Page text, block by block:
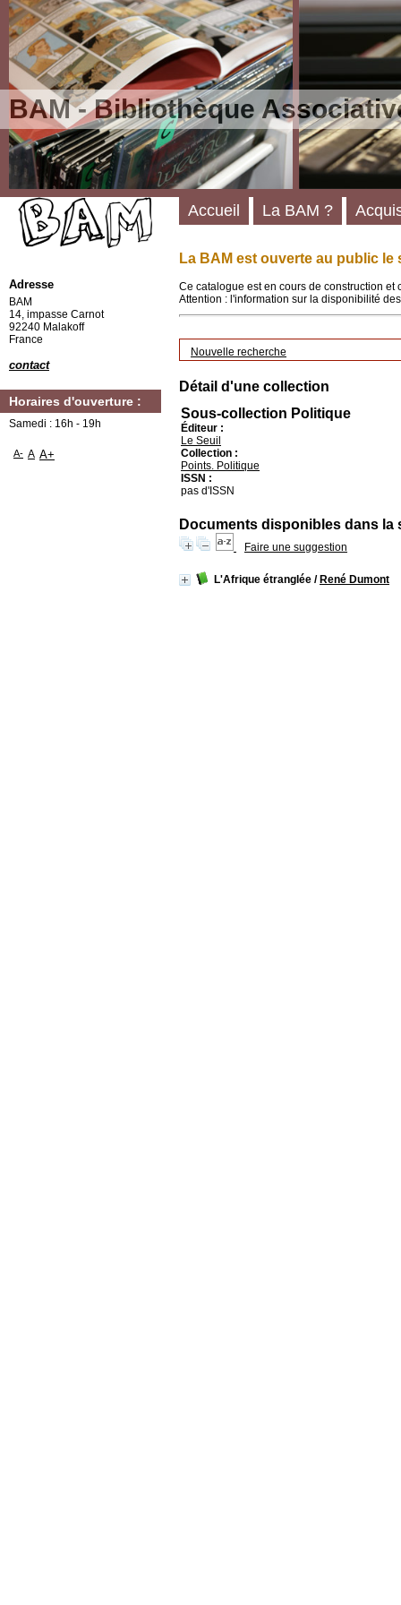
BAM - Bibliothèque
La BAM est ouverte au public le
Ce catalogue est en cours de construction
Attention : l'information sur la disponibilité
Nouvelle recherche
Détail d'une collection
Sous-collection Politique
Éditeur :
Le Seuil
Collection :
Points. Politique
ISSN :
pas d'ISSN
Documents disponibles dans la
Faire une suggestion
L'Afrique étranglée / René Dumont
Accueil La BAM ?
Adresse
BAM
14, impasse Carnot
92240 Malakoff
France
contact
Horaires d'ouverture :
Samedi : 16h - 19h
A- A A+